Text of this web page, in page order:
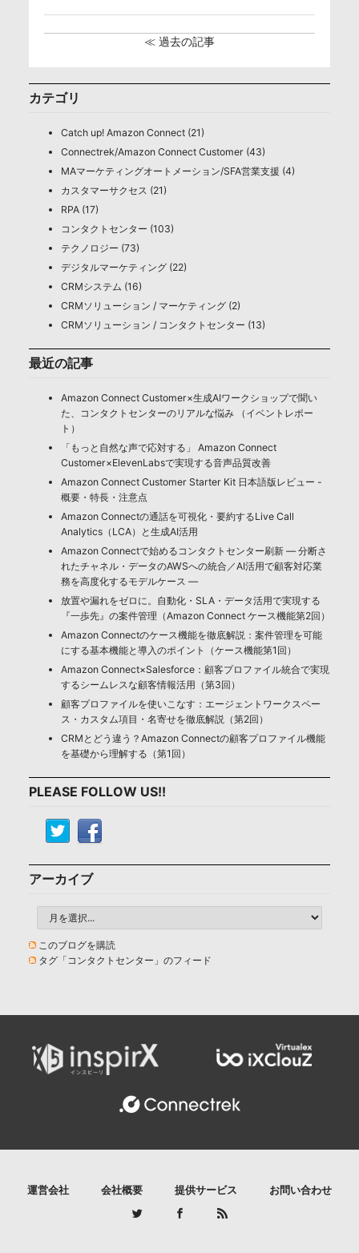
≪ 過去の記事
カテゴリ
Catch up! Amazon Connect (21)
Connectrek/Amazon Connect Customer (43)
MAマーケティングオートメーション/SFA営業支援 (4)
カスタマーサクセス (21)
RPA (17)
コンタクトセンター (103)
テクノロジー (73)
デジタルマーケティング (22)
CRMシステム (16)
CRMソリューション / マーケティング (2)
CRMソリューション / コンタクトセンター (13)
最近の記事
Amazon Connect Customer×生成AIワークショップで聞い
た、コンタクトセンターのリアルな悩み （イベントレポー
ト）
「もっと自然な声で応対する」 Amazon Connect
Customer×ElevenLabsで実現する音声品質改善
Amazon Connect Customer Starter Kit 日本語版レビュー -
概要・特長・注意点
Amazon Connectの通話を可視化・要約するLive Call
Analytics（LCA）と生成AI活用
Amazon Connectで始めるコンタクトセンター刷新 ― 分断さ
れたチャネル・データのAWSへの統合／AI活用で顧客対応業
務を高度化するモデルケース ―
放置や漏れをゼロに。自動化・SLA・データ活用で実現する
『一歩先』の案件管理（Amazon Connect ケース機能第2回）
Amazon Connectのケース機能を徹底解説：案件管理を可能
にする基本機能と導入のポイント（ケース機能第1回）
Amazon Connect×Salesforce：顧客プロファイル統合で実現
するシームレスな顧客情報活用（第3回）
顧客プロファイルを使いこなす：エージェントワークスペー
ス・カスタム項目・名寄せを徹底解説（第2回）
CRMとどう違う？Amazon Connectの顧客プロファイル機能
を基礎から理解する（第1回）
PLEASE FOLLOW US!!
アーカイブ
このブログを購読
タグ「コンタクトセンター」のフィード
運営会社 会社概要 提供サービス お問い合わせ